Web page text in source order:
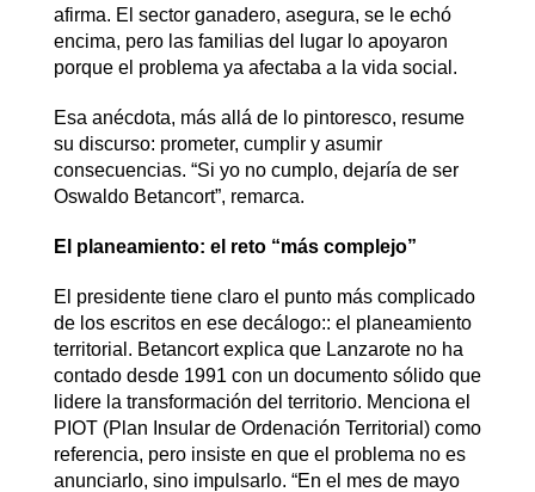
afirma. El sector ganadero, asegura, se le echó
encima, pero las familias del lugar lo apoyaron
porque el problema ya afectaba a la vida social.
Esa anécdota, más allá de lo pintoresco, resume
su discurso: prometer, cumplir y asumir
consecuencias. “Si yo no cumplo, dejaría de ser
Oswaldo Betancort”, remarca.
El planeamiento: el reto “más complejo”
El presidente tiene claro el punto más complicado
de los escritos en ese decálogo:: el planeamiento
territorial. Betancort explica que Lanzarote no ha
contado desde 1991 con un documento sólido que
lidere la transformación del territorio. Menciona el
PIOT (Plan Insular de Ordenación Territorial) como
referencia, pero insiste en que el problema no es
anunciarlo, sino impulsarlo. “En el mes de mayo